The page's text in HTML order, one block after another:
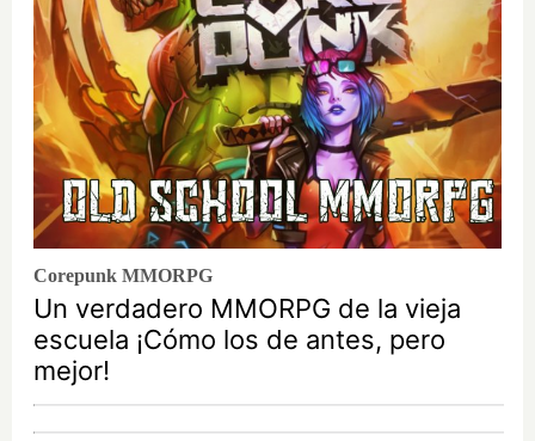
Corepunk MMORPG
Un verdadero MMORPG de la vieja
escuela ¡Cómo los de antes, pero
mejor!